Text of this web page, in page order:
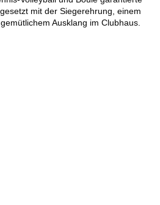
mit der Siegerehrung einem
Ausklang im Clubhaus.